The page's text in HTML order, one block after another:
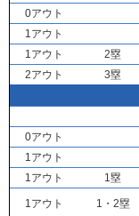
0アウト
1アウト
1アウト
2塁
2アウト
3塁
0アウト
1アウト
1アウト
1塁
1アウト 1・2塁